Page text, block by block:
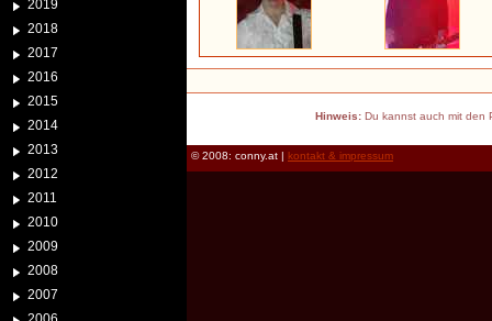
2019
2018
2017
2016
2015
2014
2013
2012
2011
2010
2009
2008
2007
Hinweis:Du kannst auch mit den
© 2008: conny.at | kontakt & impressum